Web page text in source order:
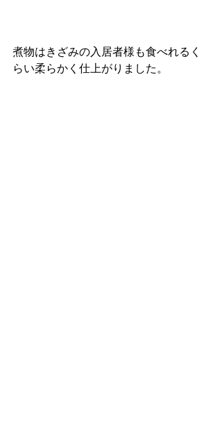
煮物はきざみの入居者様も食べれるく
らい柔らかく仕上がりました。